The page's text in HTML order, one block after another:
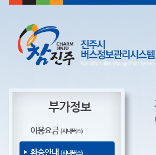
부가정보
이용요금(시내버스)
환승안내 (시내버스)